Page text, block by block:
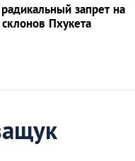
запрет на
Пхукета